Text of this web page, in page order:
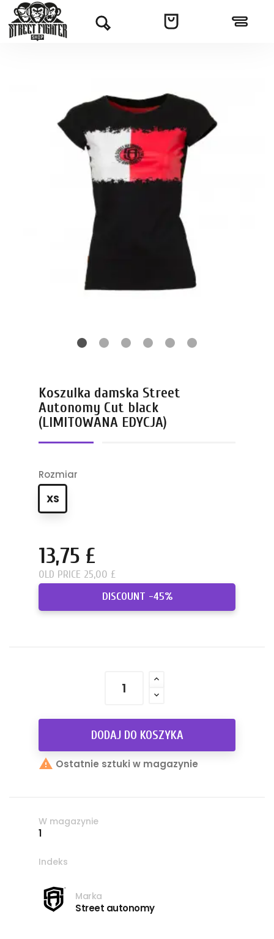
Koszulka damska Street
Autonomy Cut black
(LIMITOWANA EDYCJA)
Rozmiar
XS
13,75 £
OLD PRICE 25,00 £
DISCOUNT -45%
DODAJ DO KOSZYKA
 Ostatnie sztuki w magazynie
W magazynie
1
Indeks
Marka
Street autonomy